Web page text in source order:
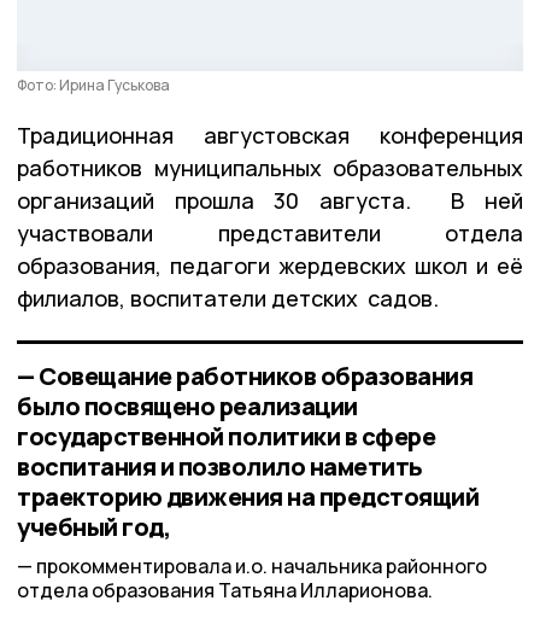
Фото: Ирина Гуськова
Традиционная августовская конференция
работников муниципальных образовательных
организаций прошла 30 августа. В ней
участвовали представители отдела
образования, педагоги жердевских школ и её
филиалов, воспитатели детских садов.
— Совещание работников образования
было посвящено реализации
государственной политики в сфере
воспитания и позволило наметить
траекторию движения на предстоящий
учебный год,
прокомментировала и.о. начальника районного
отдела образования Татьяна Илларионова.